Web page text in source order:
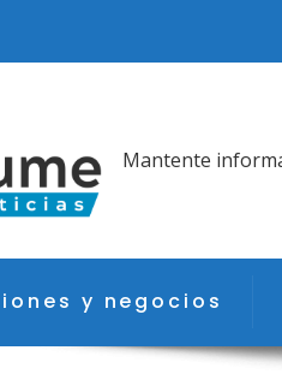
Mantente
y negocios